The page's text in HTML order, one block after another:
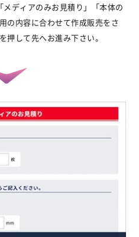
メディアのみお見積り」「本体の
の内容に合わせて作成販売をさ
押して先へお進み下さい。